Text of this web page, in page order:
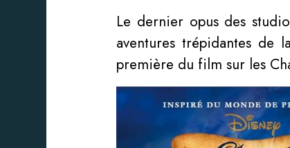
Le dernier opus des
aventures trépidantes de
première du film sur les